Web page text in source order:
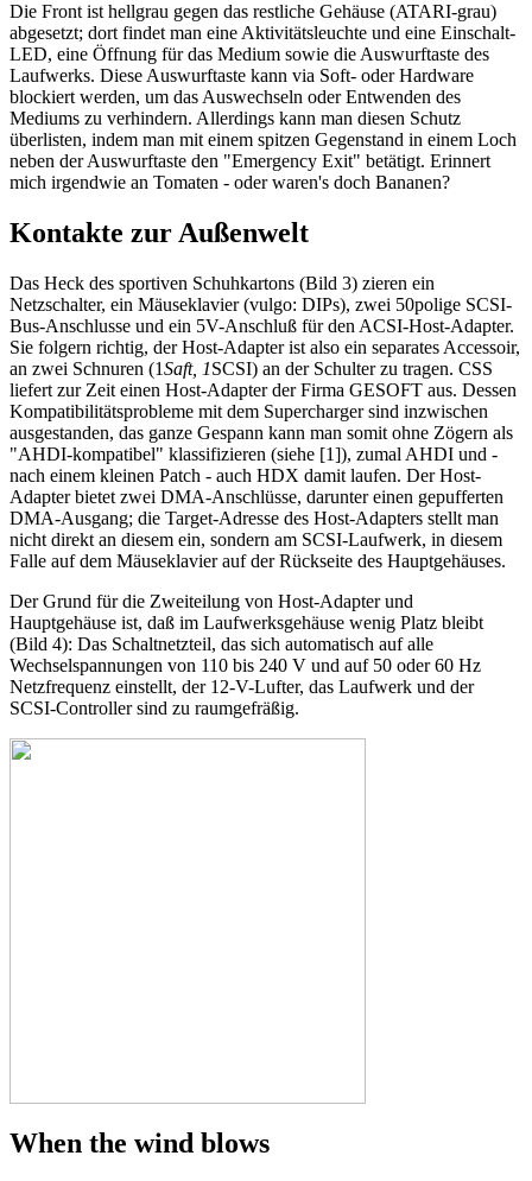
Die Front ist hellgrau gegen das restliche Gehäuse (ATARI-grau)
abgesetzt; dort findet man eine Aktivitätsleuchte und eine Einschalt-
LED, eine Öffnung für das Medium sowie die Auswurftaste des
Laufwerks. Diese Auswurftaste kann via Soft- oder Hardware
blockiert werden, um das Auswechseln oder Entwenden des
Mediums zu verhindern. Allerdings kann man diesen Schutz
überlisten, indem man mit einem spitzen Gegenstand in einem Loch
neben der Auswurftaste den "Emergency Exit" betätigt. Erinnert
mich irgendwie an Tomaten - oder waren's doch Bananen?
Kontakte zur Außenwelt
Das Heck des sportiven Schuhkartons (Bild 3) zieren ein
Netzschalter, ein Mäuseklavier (vulgo: DIPs), zwei 50polige SCSI-
Bus-Anschlusse und ein 5V-Anschluß für den ACSI-Host-Adapter.
Sie folgern richtig, der Host-Adapter ist also ein separates Accessoir,
an zwei Schnuren (1Saft, 1SCSI) an der Schulter zu tragen. CSS
liefert zur Zeit einen Host-Adapter der Firma GESOFT aus. Dessen
Kompatibilitätsprobleme mit dem Supercharger sind inzwischen
ausgestanden, das ganze Gespann kann man somit ohne Zögern als
"AHDI-kompatibel" klassifizieren (siehe [1]), zumal AHDI und -
nach einem kleinen Patch - auch HDX damit laufen. Der Host-
Adapter bietet zwei DMA-Anschlüsse, darunter einen gepufferten
DMA-Ausgang; die Target-Adresse des Host-Adapters stellt man
nicht direkt an diesem ein, sondern am SCSI-Laufwerk, in diesem
Falle auf dem Mäuseklavier auf der Rückseite des Hauptgehäuses.
Der Grund für die Zweiteilung von Host-Adapter und
Hauptgehäuse ist, daß im Laufwerksgehäuse wenig Platz bleibt
(Bild 4): Das Schaltnetzteil, das sich automatisch auf alle
Wechselspannungen von 110 bis 240 V und auf 50 oder 60 Hz
Netzfrequenz einstellt, der 12-V-Lufter, das Laufwerk und der
SCSI-Controller sind zu raumgefräßig.
When the wind blows